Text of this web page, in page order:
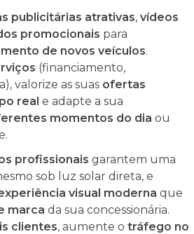
publicitárias atrativas, vídeos
promocionais para
de novos veículos.
(financiamento,
valorize as suas ofertas
real e adapte a sua
momentos do dia ou
profissionais garantem uma
sob luz solar direta, e
visual moderna que
marca da sua concessionária.
clientes, aumente o tráfego no